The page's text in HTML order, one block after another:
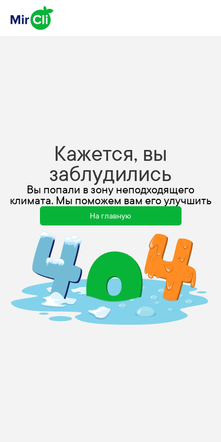
Кажется, вы
заблудились
Вы попали в зону неподходящего
климата. Мы поможем вам его улучшить
На главную